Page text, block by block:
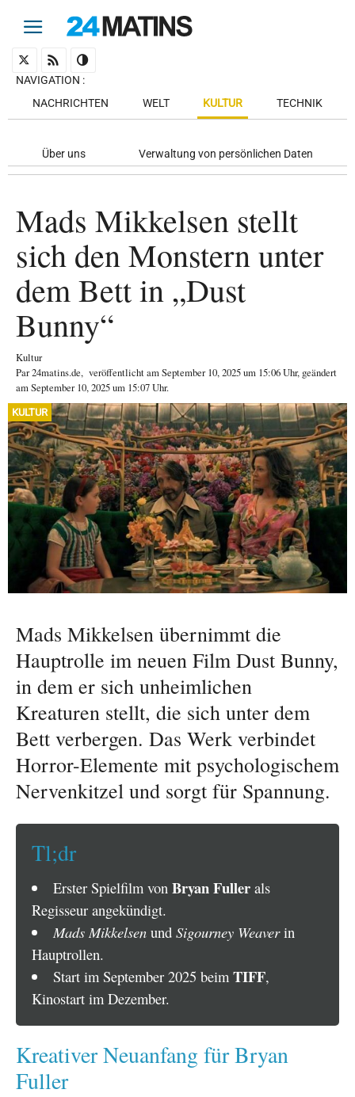
NAVIGATION :
NACHRICHTEN
WELT KULTUR TECHNIK
Über uns Verwaltung von persönlichen Daten
Mads Mikkelsen stellt
sich den Monstern unter
dem Bett in „Dust
Bunny“
Kultur
Par24matins.de, veröffentlicht amSeptember 10, 2025um 15:06 Uhr, geändert
am September 10, 2025 um 15:07 Uhr.
KULTUR
Mads Mikkelsen übernimmt die
Hauptrolle im neuen Film Dust Bunny,
in dem er sich unheimlichen
Kreaturen stellt, die sich unter dem
Bett verbergen. Das Werk verbindet
Horror-Elemente mit psychologischem
Nervenkitzel und sorgt für Spannung.
Tl;dr
Erster Spielfilm von Bryan Fullerals
Regisseur angekündigt.
Mads Mikkelsenund Sigourney Weaverin
Hauptrollen.
Start im September 2025 beim TIFF,
Kinostart im Dezember.
Kreativer Neuanfang für Bryan
Fuller